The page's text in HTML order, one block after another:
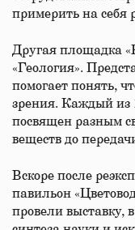
примерить на себя
Другая площадка
«Геология».
помогает понять,
зрения. Каждый из
посвящен разным
веществ до
Вскоре после
павильон
провели выставку,